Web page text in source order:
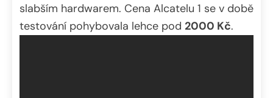
slabším hardwarem. Cena Alcatelu 1 se v době
testování pohybovala lehce pod 2000 Kč.